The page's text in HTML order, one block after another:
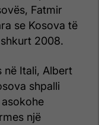
Fatmir
se Kosova të
2008.
në Itali, Albert
shpalli
një